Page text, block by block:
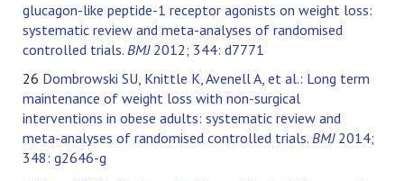
glucagon-like peptide-1 receptor agonists on weight loss:
systematic review and meta-analyses of randomised
controlled trials. BMJ2012; 344: d7771
26 Dombrowski SU, Knittle K, Avenell A, et al.: Long term
maintenance of weight loss with non-surgical
interventions in obese adults: systematic review and
meta-analyses of randomised controlled trials. BMJ2014;
348: g2646-g